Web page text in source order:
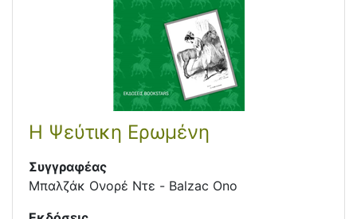
Η Ψεύτικη Ερωμένη
Συγγραφέας
Μπαλζάκ Ονορέ Ντε - Balzac Ono